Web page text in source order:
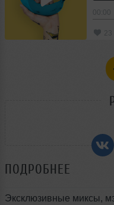
23
ПОДРОБНЕЕ
Эксклюзивные миксы,